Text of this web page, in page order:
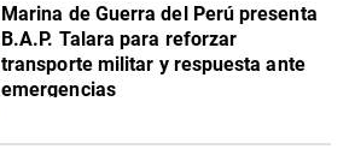
Marina de Guerra del Perú presenta
B.A.P. Talara para reforzar
transporte militar y respuesta ante
emergencias